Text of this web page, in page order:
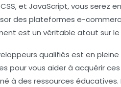
et JavaScript, vous serez
des plateformes e-
est un véritable atout sur le
qualifiés est en pleine
pour vous aider à acquérir
à des ressources